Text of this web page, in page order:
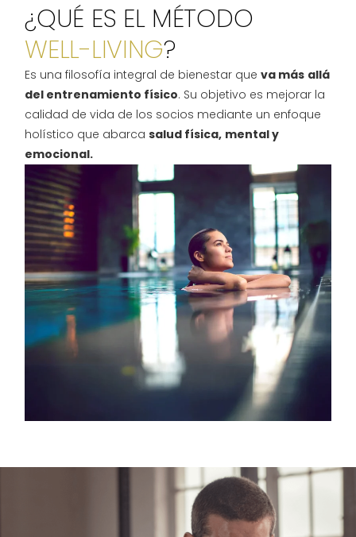
¿QUÉ ES EL MÉTODO
WELL-LIVING?
Es una filosofía integral de bienestar queva más allá
del entrenamiento físico. Su objetivo es mejorar la
calidad de vida de los socios mediante un enfoque
holístico que abarcasalud física, mental y
emocional.